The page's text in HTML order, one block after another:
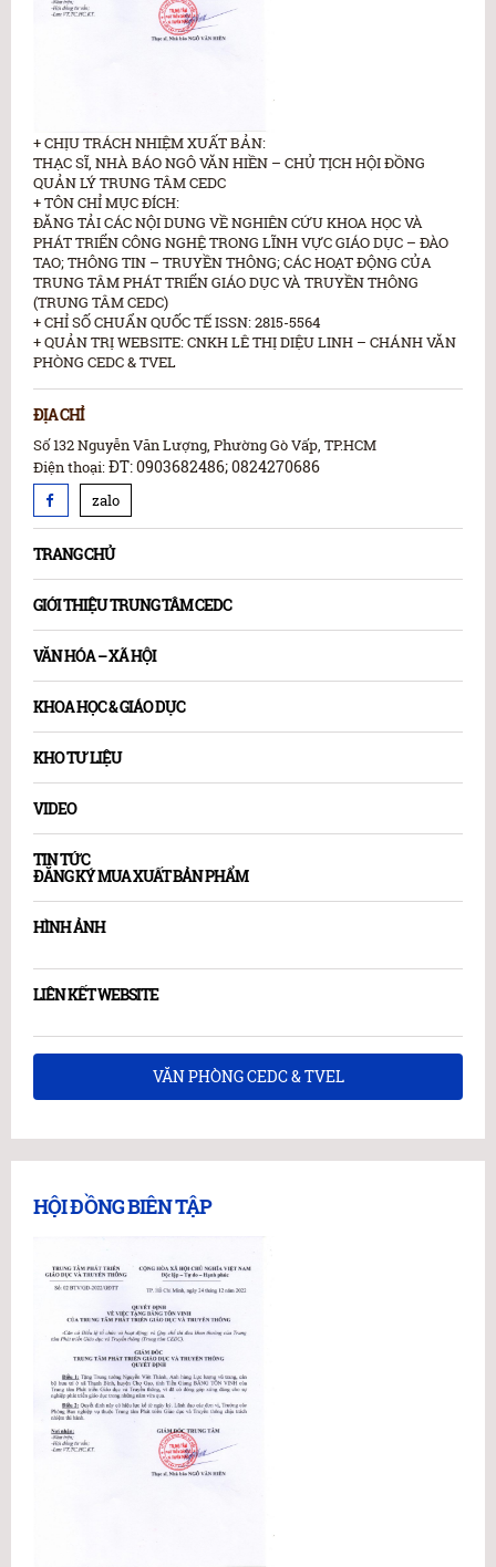
+ CHỊU TRÁCH NHIỆM XUẤT BẢN:
THẠC SĨ, NHÀ BÁO NGÔ VĂN HIỀN – CHỦ TỊCH HỘI ĐỒNG
QUẢN LÝ TRUNG TÂM CEDC
+ TÔN CHỈ MỤC ĐÍCH:
ĐĂNG TẢI CÁC NỘI DUNG VỀ NGHIÊN CỨU KHOA HỌC VÀ
PHÁT TRIỂN CÔNG NGHỆ TRONG LĨNH VỰC GIÁO DỤC – ĐÀO
TAO; THÔNG TIN – TRUYỀN THÔNG; CÁC HOẠT ĐỘNG CỦA
TRUNG TÂM PHÁT TRIỂN GIÁO DỤC VÀ TRUYỀN THÔNG
(TRUNG TÂM CEDC)
+ CHỈ SỐ CHUẨN QUỐC TẾ ISSN: 2815-5564
+ QUẢN TRỊ WEBSITE: CNKH LÊ THỊ DIỆU LINH – CHÁNH VĂN
PHÒNG CEDC & TVEL
ĐỊA CHỈ
Số 132 Nguyễn Văn Lượng, Phường Gò Vấp, TP.HCM
Điện thoại:ĐT: 0903682486; 0824270686
zalo
TRANG CHỦ
GIỚI THIỆU TRUNG TÂM CEDC
VĂN HÓA – XÃ HỘI
KHOA HỌC & GIÁO DỤC
KHO TƯ LIỆU
VIDEO
TIN TỨC
ĐĂNG KÝ MUA XUẤT BẢN PHẨM
HÌNH ẢNH
LIÊN KẾT WEBSITE
VĂN PHÒNG CEDC & TVEL
HỘI ĐỒNG BIÊN TẬP